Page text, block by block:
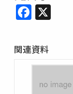
関連資料